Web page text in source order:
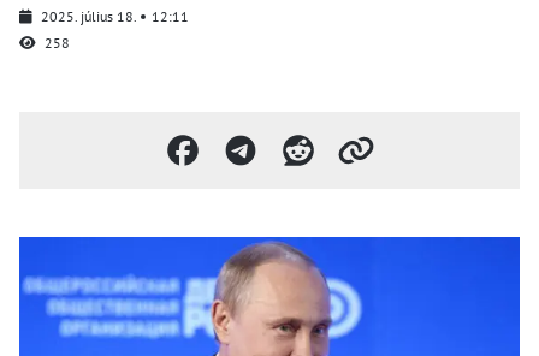
2025. július 18.
12:11
258